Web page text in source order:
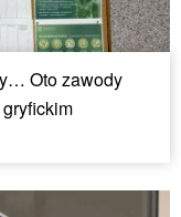
Oto zawody